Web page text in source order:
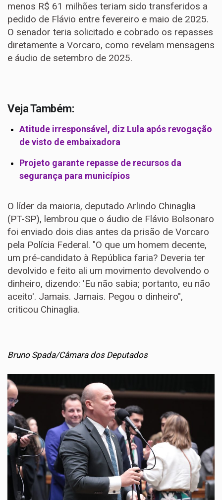
menos R$ 61 milhões teriam sido transferidos a
pedido de Flávio entre fevereiro e maio de 2025.
O senador teria solicitado e cobrado os repasses
diretamente a Vorcaro, como revelam mensagens
e áudio de setembro de 2025.
Veja Também:
Atitude irresponsável, diz Lula após revogação
de visto de embaixadora
Projeto garante repasse de recursos da
segurança para municípios
O líder da maioria, deputado Arlindo Chinaglia
(PT-SP), lembrou que o áudio de Flávio Bolsonaro
foi enviado dois dias antes da prisão de Vorcaro
pela Polícia Federal. "O que um homem decente,
um pré-candidato à República faria? Deveria ter
devolvido e feito ali um movimento devolvendo o
dinheiro, dizendo: 'Eu não sabia; portanto, eu não
aceito'. Jamais. Jamais. Pegou o dinheiro",
criticou Chinaglia.
Bruno Spada/Câmara dos Deputados